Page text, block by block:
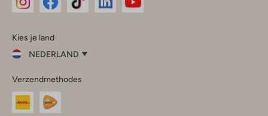
InstagramFacebook
Kies je land
NEDERLAND
je
land
Nederland
Verzendmethodes